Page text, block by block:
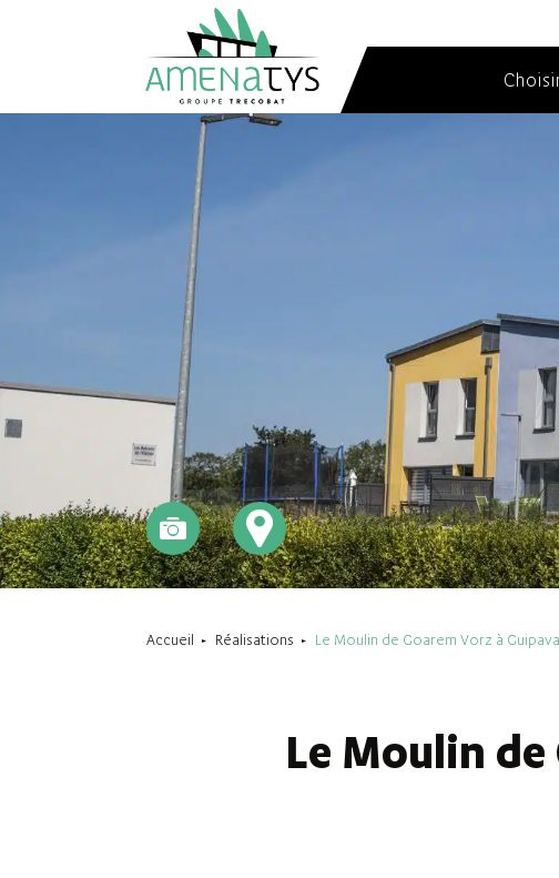
Accueil Réalisations Le Moulin de Goarem Vorz à
Le Moulin de